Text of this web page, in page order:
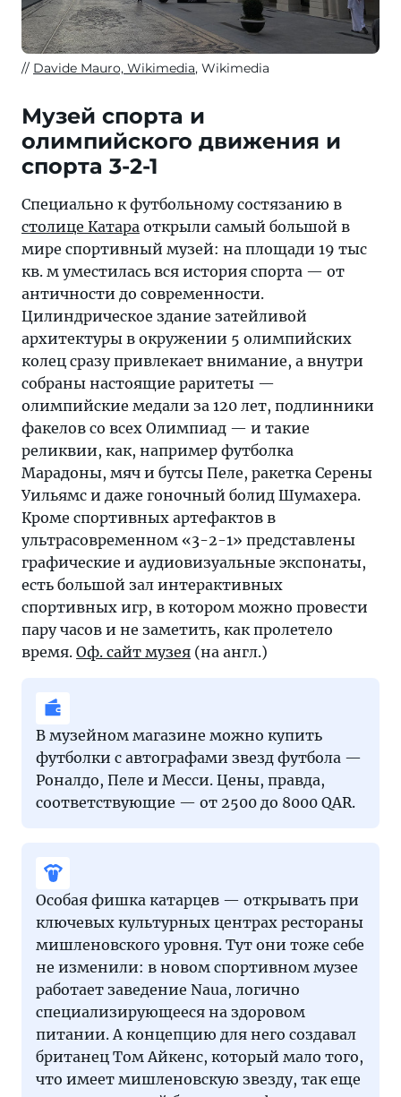
Davide Mauro, Wikimedia, Wikimedia
Музей спорта и
олимпийского движения и
спорта 3-2-1
Специально к футбольному состязанию в
столице Катара открыли самый большой в
мире спортивный музей: на площади 19 тыс
кв. м уместилась вся история спорта — от
античности до современности.
Цилиндрическое здание затейливой
архитектуры в окружении 5 олимпийских
колец сразу привлекает внимание, а внутри
собраны настоящие раритеты —
олимпийские медали за 120 лет, подлинники
факелов со всех Олимпиад — и такие
реликвии, как, например футболка
Марадоны, мяч и бутсы Пеле, ракетка Серены
Уильямс и даже гоночный болид Шумахера.
Кроме спортивных артефактов в
ультрасовременном «3-2-1» представлены
графические и аудиовизуальные экспонаты,
есть большой зал интерактивных
спортивных игр, в котором можно провести
пару часов и не заметить, как пролетело
время. Оф. сайт музея (на англ.)
В музейном магазине можно купить
футболки с автографами звезд футбола —
Роналдо, Пеле и Месси. Цены, правда,
соответствующие — от 2500 до 8000 QAR.
Особая фишка катарцев — открывать при
ключевых культурных центрах рестораны
мишленовского уровня. Тут они тоже себе
не изменили: в новом спортивном музее
работает заведение Naua, логично
специализирующееся на здоровом
питании. А концепцию для него создавал
британец Том Айкенс, который мало того,
что имеет мишленовскую звезду, так еще